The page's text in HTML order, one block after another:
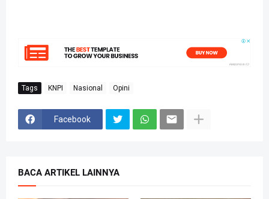
Tags KNPI Nasional Opini
Facebook
BACA ARTIKEL LAINNYA